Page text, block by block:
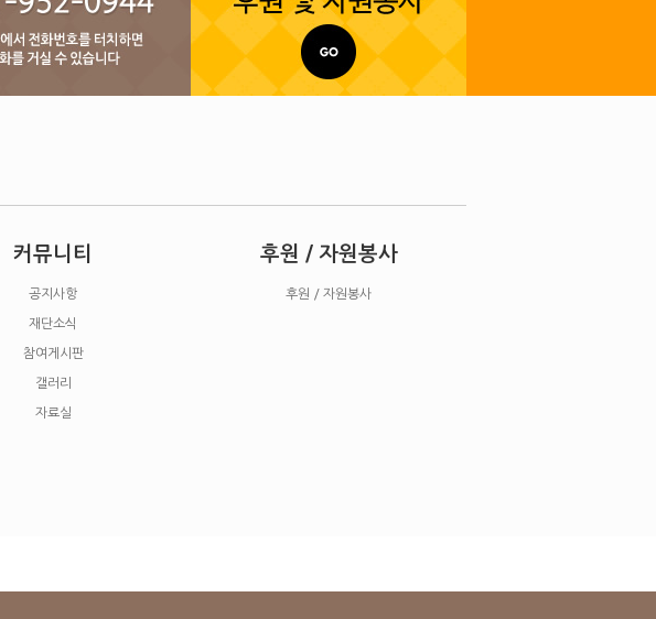
커뮤니티
공지사항
재단소식
참여게시판
갤러리
자료실
후원 / 자원봉사
후원 / 자원봉사